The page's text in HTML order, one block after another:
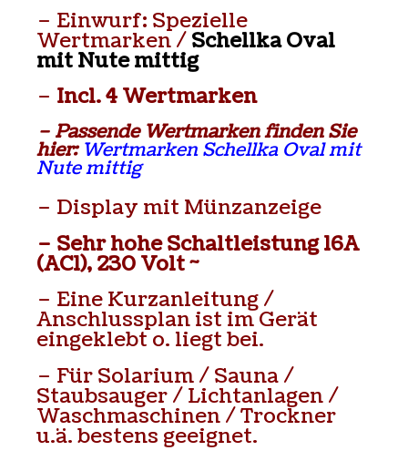
– Einwurf: Spezielle
Wertmarken /Schellka Oval
mit Nute mittig
– Incl. 4 Wertmarken
– Passende Wertmarken finden Sie
hier: Wertmarken Schellka Oval mit
Nute mittig
– Display mit Münzanzeige
– Sehr hohe Schaltleistung 16A
(AC1), 230 Volt ~
– Eine Kurzanleitung /
Anschlussplan ist im Gerät
eingeklebt o. liegt bei.
– Für Solarium / Sauna /
Staubsauger / Lichtanlagen /
Waschmaschinen / Trockner
u.ä. bestens geeignet.